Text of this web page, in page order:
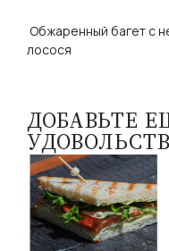
Обжаренный багет с
лосося
ДОБАВЬТЕ